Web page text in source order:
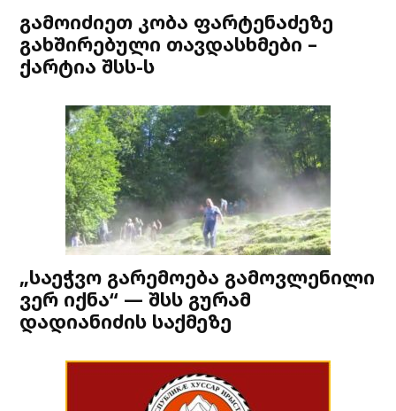
გამოიძიეთ კობა ფარტენაძეზე
გახშირებული თავდასხმები –
ქარტია შსს-ს
„საეჭვო გარემოება გამოვლენილი
ვერ იქნა“ — შსს გურამ
დადიანიძის საქმეზე